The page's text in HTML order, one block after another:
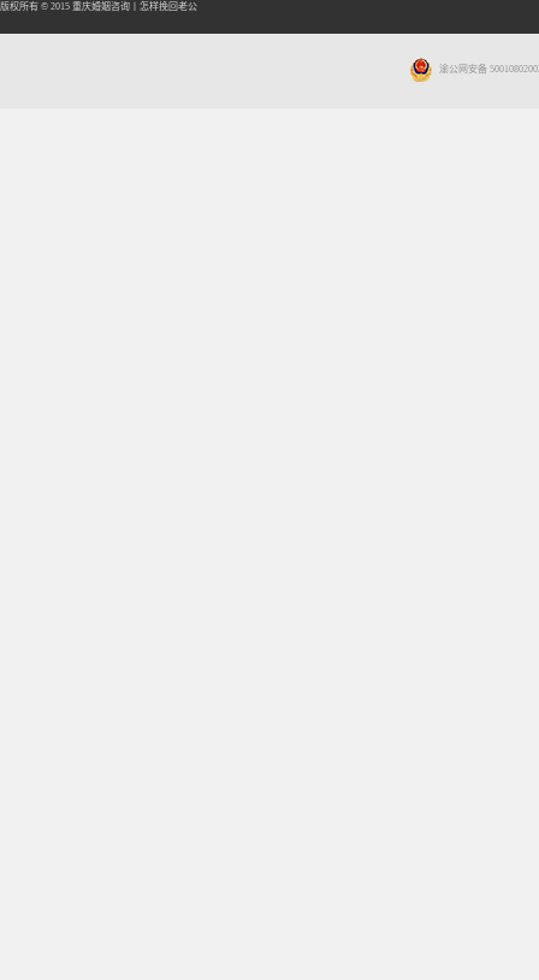
版权所有 © 2015 重庆婚姻咨询 怎样挽回老公
渝公网安备